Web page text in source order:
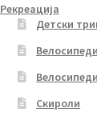
Рекреација
Детски
Велосипеди
Скироли